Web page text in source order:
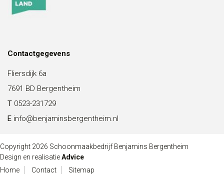
Contactgegevens
Fliersdijk 6a
7691 BD Bergentheim
T 0523-231729
E info@benjaminsbergentheim.nl
Copyright 2026 Schoonmaakbedrijf Benjamins Bergentheim
Design en realisatieAdvice
Home
Contact Sitemap